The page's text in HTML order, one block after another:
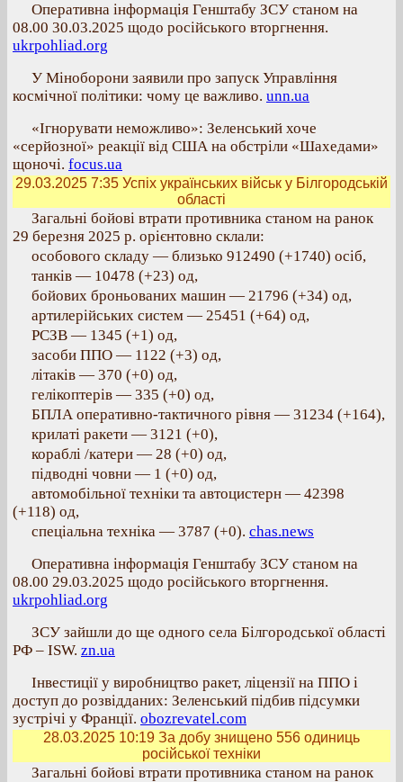
Оперативна інформація Генштабу ЗСУ станом на
08.00 30.03.2025 щодо російського вторгнення.
ukrpohliad.org
У Міноборони заявили про запуск Управління
космічної політики: чому це важливо. unn.ua
«Ігнорувати неможливо»: Зеленський хоче
«серйозної» реакції від США на обстріли «Шахедами»
щоночі. focus.ua
29.03.2025 7:35 Успіх українських військ у Білгородській
області
Загальні бойові втрати противника станом на ранок
29 березня 2025 р. орієнтовно склали:
особового складу — близько 912490 (+1740) осіб,
танків — 10478 (+23) од,
бойових броньованих машин — 21796 (+34) од,
артилерійських систем — 25451 (+64) од,
РСЗВ — 1345 (+1) од,
засоби ППО — 1122 (+3) од,
літаків — 370 (+0) од,
гелікоптерів — 335 (+0) од,
БПЛА оперативно-тактичного рівня — 31234 (+164),
крилаті ракети — 3121 (+0),
кораблі /катери — 28 (+0) од,
підводні човни — 1 (+0) од,
автомобільної техніки та автоцистерн — 42398
(+118) од,
спеціальна техніка — 3787 (+0). chas.news
Оперативна інформація Генштабу ЗСУ станом на
08.00 29.03.2025 щодо російського вторгнення.
ukrpohliad.org
ЗСУ зайшли до ще одного села Білгородської області
РФ – ISW. zn.ua
Інвестиції у виробництво ракет, ліцензії на ППО і
доступ до розвідданих: Зеленський підбив підсумки
зустрічі у Франції. obozrevatel.com
28.03.2025 10:19 За добу знищено 556 одиниць
російської техніки
Загальні бойові втрати противника станом на ранок